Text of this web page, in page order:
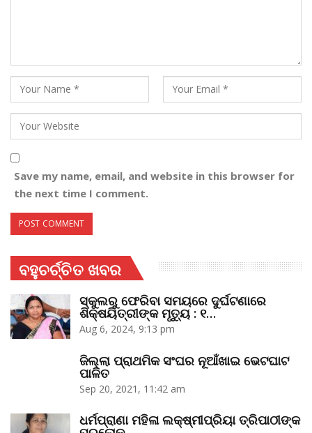
Save my name, email, and website in this browser for
the next time I comment.
ବହୁଚର୍ଚ୍ଚିତ ଖବର
ସ୍କୁଲରୁ ଫେରିବା ସମୟରେ ଦୁର୍ଘଟଣାରେ
ଶିକ୍ଷୟିତ୍ରୀଙ୍କ ମୃତ୍ୟୁ : ୧…
Aug 6, 2024, 9:13 pm
ଜିଲ୍ଲା ପ୍ରାଥମିକ ସଂଘର ନୂଆଁଖାଇ ଭେଟଘାଟ
ପାଳିତ
Sep 20, 2021, 11:42 am
ଧର୍ମପ୍ରାଣା ମହିଳା ଲକ୍ଷ୍ମୀପ୍ରିୟା ତ୍ରିପାଠୀଙ୍କ